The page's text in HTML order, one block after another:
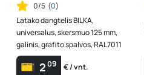
0/5 (0)
Latako dangtelis BILKA,
universalus, skersmuo 125 mm,
galinis, grafito spalvos, RAL7011
209 € / vnt.